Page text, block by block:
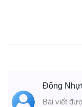
Đông
Bài viết